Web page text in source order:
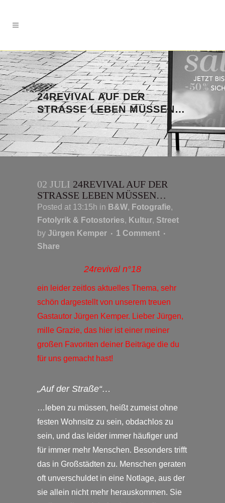
24REVIVAL AUF DER
STRASSE LEBEN MÜSSEN…
02 JULI 24REVIVAL AUF DER
STRASSE LEBEN MÜSSEN…
Posted at 13:15h in B&W, Fotografie,
Fotolyrik & Fotostories, Kultur, Street
by Jürgen Kemper
1 Comment
Share
24revival n°18
ein leider zeitlos aktuelles Thema, sehr
schön dargestellt von unserem treuen
Gastautor Jürgen Kemper. Lieber Jürgen,
mille Grazie, das hier ist einer meiner
großen Favoriten deiner Beiträge die du
für uns gemacht hast!
„Auf der Straße“…
…leben zu müssen, heißt zumeist ohne
festen Wohnsitz zu sein, obdachlos zu
sein, und das leider immer häufiger und
für immer mehr Menschen. Besonders trifft
das in Großstädten zu. Menschen geraten
oft unverschuldet in eine Notlage, aus der
sie allein nicht mehr herauskommen. Sie